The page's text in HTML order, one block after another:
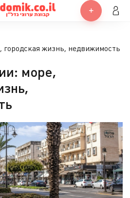
городская жизнь, недвижимость
море,